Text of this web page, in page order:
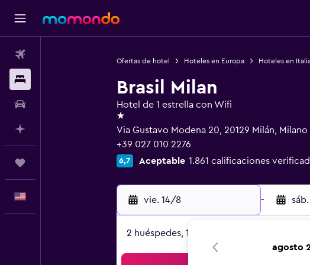
Ofertas de hotel Hoteles en Europa Hoteles en
Brasil Milan
Hotel de 1 estrella con Wifi
1 estrella
Via Gustavo Modena 20, 20129 Milán, Milano
+39 027 010 2276
6,7 Aceptable 1.861 calificaciones
vie. 14/8 -
2 huéspedes, 1 habitación
agosto